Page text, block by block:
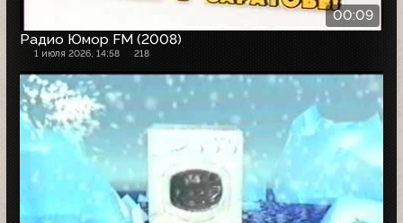
00:09
Радио Юмор FM (2008)
1 июля 2026, 14:58 218